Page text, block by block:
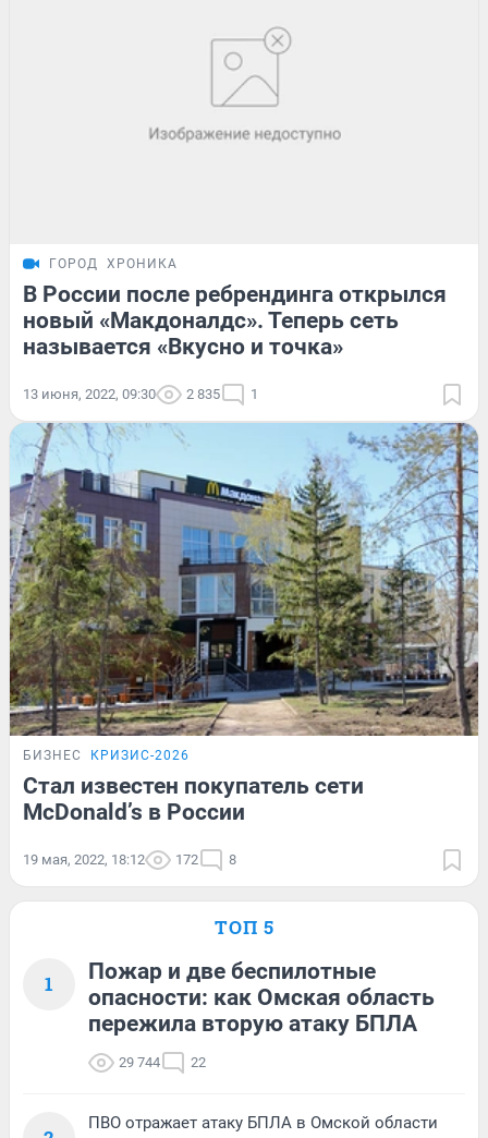
ГОРОД ХРОНИКА
В России после ребрендинга открылся
новый «Макдоналдс». Теперь сеть
называется «Вкусно и точка»
13 июня, 2022, 09:30 2 835 1
БИЗНЕС КРИЗИС-2026
Стал известен покупатель сети
McDonald’s в России
19 мая, 2022, 18:12 172 8
ТОП 5
1
Пожар и две беспилотные
опасности: как Омская область
пережила вторую атаку БПЛА
29 744 22
ПВО отражает атаку БПЛА в Омской области